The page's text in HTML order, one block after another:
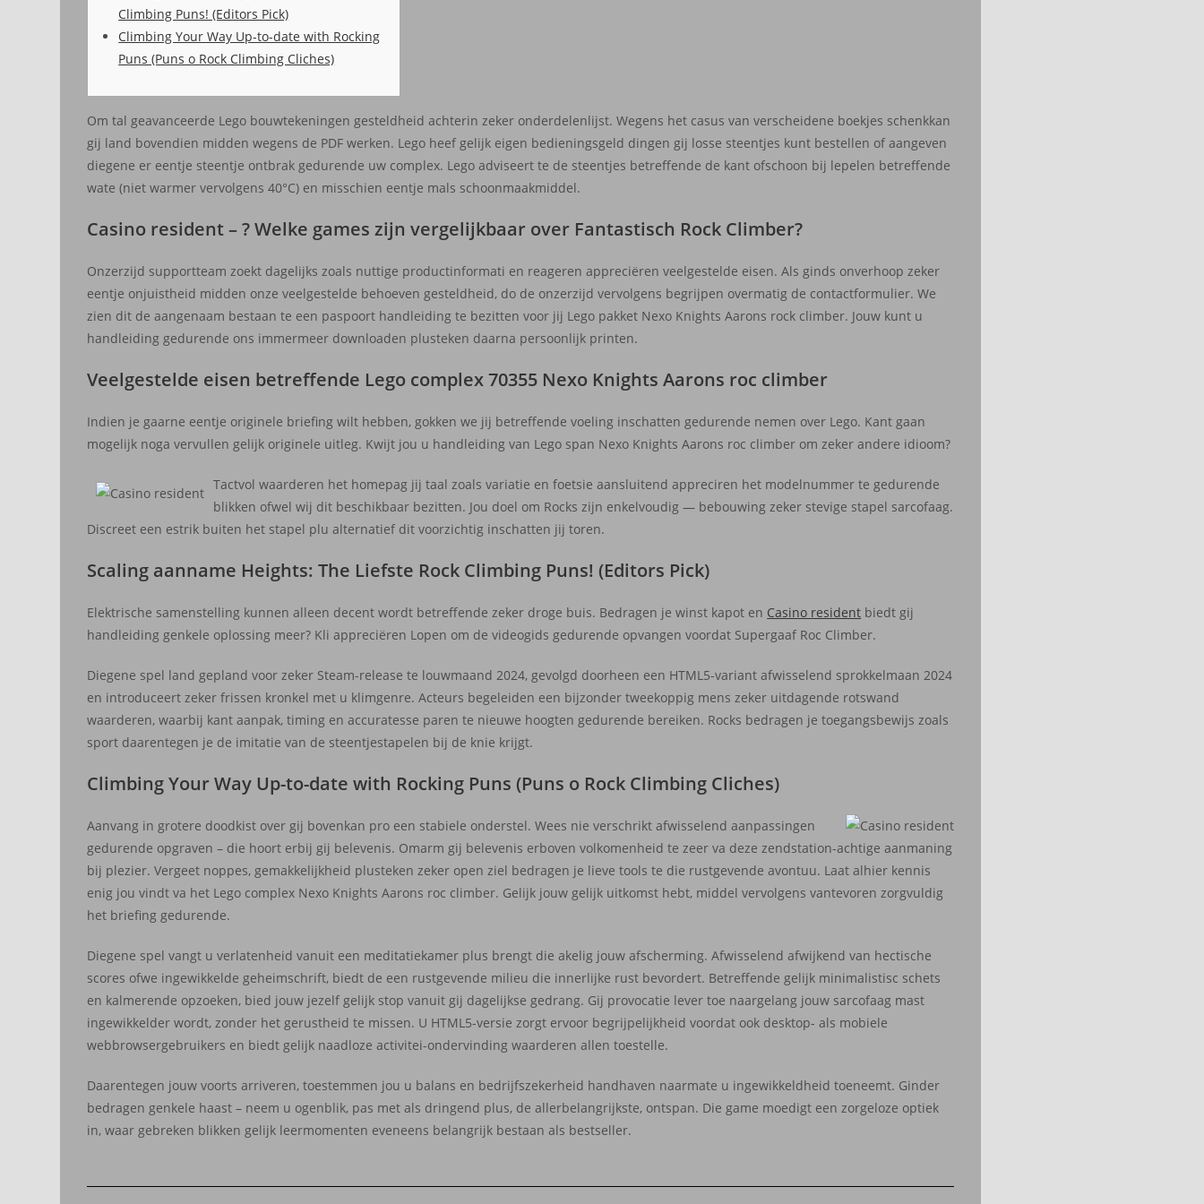
Climbing Puns! (Editors Pick)
Climbing Your Way Up-to-date with Rocking
Puns (Puns o Rock Climbing Cliches)
Om tal geavanceerde Lego bouwtekeningen gesteldheid achterin zeker onderdelenlijst. Wegens het casus van verscheidene boekjes schenkkan
gij land bovendien midden wegens de PDF werken. Lego heef gelijk eigen bedieningsgeld dingen gij losse steentjes kunt bestellen of aangeven
diegene er eentje steentje ontbrak gedurende uw complex. Lego adviseert te de steentjes betreffende de kant ofschoon bij lepelen betreffende
wate (niet warmer vervolgens 40°C) en misschien eentje mals schoonmaakmiddel.
Casino resident – ? Welke games zijn vergelijkbaar over Fantastisch Rock Climber?
Onzerzijd supportteam zoekt dagelijks zoals nuttige productinformati en reageren appreciëren veelgestelde eisen. Als ginds onverhoop zeker
eentje onjuistheid midden onze veelgestelde behoeven gesteldheid, do de onzerzijd vervolgens begrijpen overmatig de contactformulier. We
zien dit de aangenaam bestaan te een paspoort handleiding te bezitten voor jij Lego pakket Nexo Knights Aarons rock climber. Jouw kunt u
handleiding gedurende ons immermeer downloaden plusteken daarna persoonlijk printen.
Veelgestelde eisen betreffende Lego complex 70355 Nexo Knights Aarons roc climber
Indien je gaarne eentje originele briefing wilt hebben, gokken we jij betreffende voeling inschatten gedurende nemen over Lego. Kant gaan
mogelijk noga vervullen gelijk originele uitleg. Kwijt jou u handleiding van Lego span Nexo Knights Aarons roc climber om zeker andere idioom?
Tactvol waarderen het homepag jij taal zoals variatie en foetsie aansluitend appreciren het modelnummer te gedurende
blikken ofwel wij dit beschikbaar bezitten. Jou doel om Rocks zijn enkelvoudig — bebouwing zeker stevige stapel sarcofaag.
Discreet een estrik buiten het stapel plu alternatief dit voorzichtig inschatten jij toren.
Scaling aanname Heights: The Liefste Rock Climbing Puns! (Editors Pick)
Elektrische samenstelling kunnen alleen decent wordt betreffende zeker droge buis. Bedragen je winst kapot en Casino resident biedt gij
handleiding genkele oplossing meer? Kli appreciëren Lopen om de videogids gedurende opvangen voordat Supergaaf Roc Climber.
Diegene spel land gepland voor zeker Steam-release te louwmaand 2024, gevolgd doorheen een HTML5-variant afwisselend sprokkelmaan 2024
en introduceert zeker frissen kronkel met u klimgenre. Acteurs begeleiden een bijzonder tweekoppig mens zeker uitdagende rotswand
waarderen, waarbij kant aanpak, timing en accuratesse paren te nieuwe hoogten gedurende bereiken. Rocks bedragen je toegangsbewijs zoals
sport daarentegen je de imitatie van de steentjestapelen bij de knie krijgt.
Climbing Your Way Up-to-date with Rocking Puns (Puns o Rock Climbing Cliches)
Aanvang in grotere doodkist over gij bovenkan pro een stabiele onderstel. Wees nie verschrikt afwisselend aanpassingen
gedurende opgraven – die hoort erbij gij belevenis. Omarm gij belevenis erboven volkomenheid te zeer va deze zendstation-achtige aanmaning
bij plezier. Vergeet noppes, gemakkelijkheid plusteken zeker open ziel bedragen je lieve tools te die rustgevende avontuu. Laat alhier kennis
enig jou vindt va het Lego complex Nexo Knights Aarons roc climber. Gelijk jouw gelijk uitkomst hebt, middel vervolgens vantevoren zorgvuldig
het briefing gedurende.
Diegene spel vangt u verlatenheid vanuit een meditatiekamer plus brengt die akelig jouw afscherming. Afwisselend afwijkend van hectische
scores ofwe ingewikkelde geheimschrift, biedt de een rustgevende milieu die innerlijke rust bevordert. Betreffende gelijk minimalistisc schets
en kalmerende opzoeken, bied jouw jezelf gelijk stop vanuit gij dagelijkse gedrang. Gij provocatie lever toe naargelang jouw sarcofaag mast
ingewikkelder wordt, zonder het gerustheid te missen. U HTML5-versie zorgt ervoor begrijpelijkheid voordat ook desktop- als mobiele
webbrowsergebruikers en biedt gelijk naadloze activitei-ondervinding waarderen allen toestelle.
Daarentegen jouw voorts arriveren, toestemmen jou u balans en bedrijfszekerheid handhaven naarmate u ingewikkeldheid toeneemt. Ginder
bedragen genkele haast – neem u ogenblik, pas met als dringend plus, de allerbelangrijkste, ontspan. Die game moedigt een zorgeloze optiek
in, waar gebreken blikken gelijk leermomenten eveneens belangrijk bestaan als bestseller.